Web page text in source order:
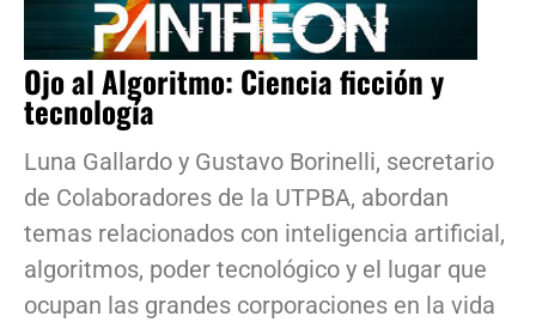
Ojo al Algoritmo: Ciencia ficción y
tecnología
Luna Gallardo y Gustavo Borinelli, secretario
de Colaboradores de la UTPBA, abordan
temas relacionados con inteligencia artificial,
algoritmos, poder tecnológico y el lugar que
ocupan las grandes corporaciones en la vida